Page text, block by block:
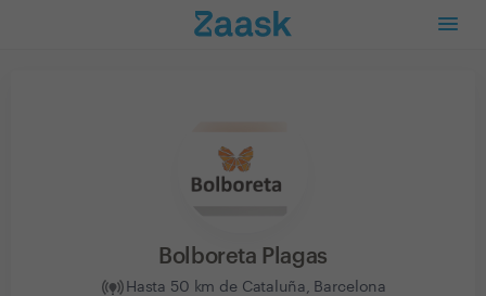
Bolboreta Plagas
Hasta 50 km de Cataluña, Barcelona